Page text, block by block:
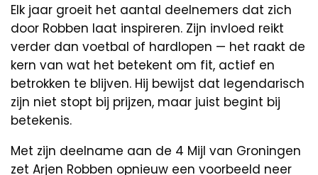
Elk jaar groeit het aantal deelnemers dat zich
door Robben laat inspireren. Zijn invloed reikt
verder dan voetbal of hardlopen — het raakt de
kern van wat het betekent om fit, actief en
betrokken te blijven. Hij bewijst dat legendarisch
zijn niet stopt bij prijzen, maar juist begint bij
betekenis.
Met zijn deelname aan de 4 Mijl van Groningen
zet Arjen Robben opnieuw een voorbeeld neer